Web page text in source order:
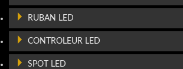
RUBAN LED
CONTROLEUR LED
SPOT LED